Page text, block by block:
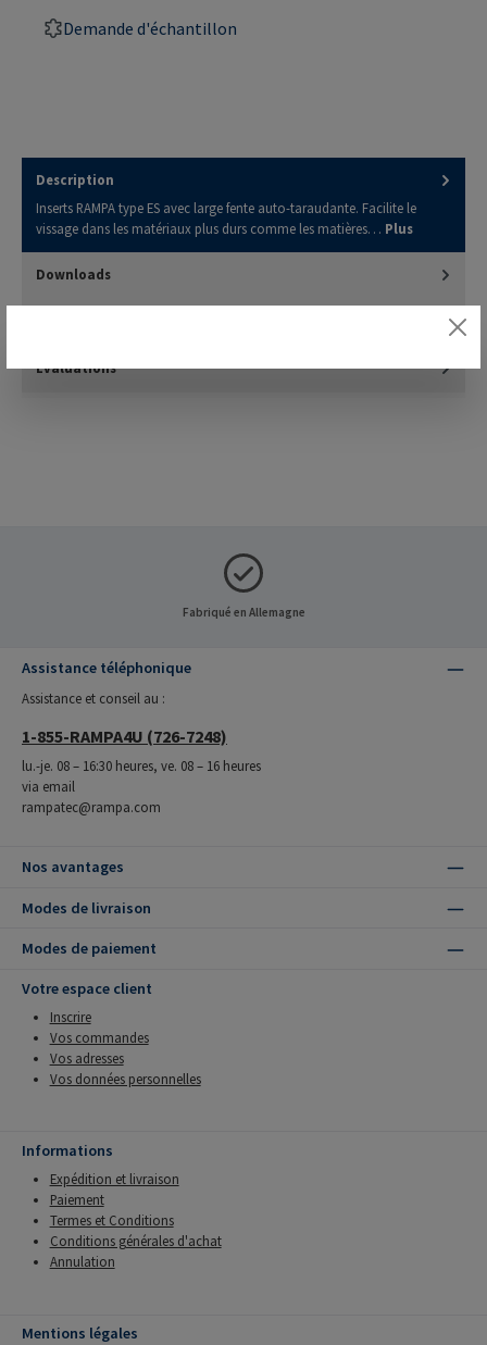
Demande d'échantillon
Description
Inserts RAMPA type ES avec large fente auto-taraudante. Facilite le
vissage dans les matériaux plus durs comme les matières… Plus
Downloads
Évaluations
Fabriqué en Allemagne
Assistance téléphonique
Assistance et conseil au :
1-855-RAMPA4U (726-7248)
lu.-je. 08 – 16:30 heures, ve. 08 – 16 heures
via email
rampatec@rampa.com
Nos avantages
Modes de livraison
Modes de paiement
Votre espace client
Inscrire
Vos commandes
Vos adresses
Vos données personnelles
Informations
Expédition et livraison
Paiement
Termes et Conditions
Conditions générales d'achat
Annulation
Mentions légales